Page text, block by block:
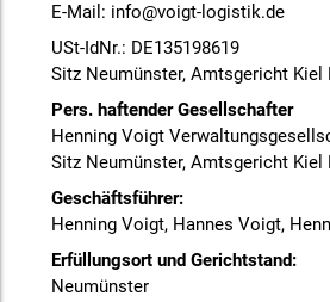
E-Mail: info@voigt-logistik.de
USt-IdNr.: DE135198619
Sitz Neumünster, Amtsgericht Kiel
Pers. haftender Gesellschafter
Henning Voigt
Sitz Neumünster, Amtsgericht Kiel
Geschäftsführer:
Henning Voigt, Hannes Voigt,
Erfüllungsort und Gerichtstand:
Neumünster